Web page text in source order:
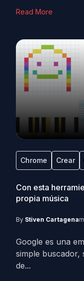
Read More
Chrome Crear
Con esta
propia música
By Stiven Cartagena
Google es una
simple buscador,
de...